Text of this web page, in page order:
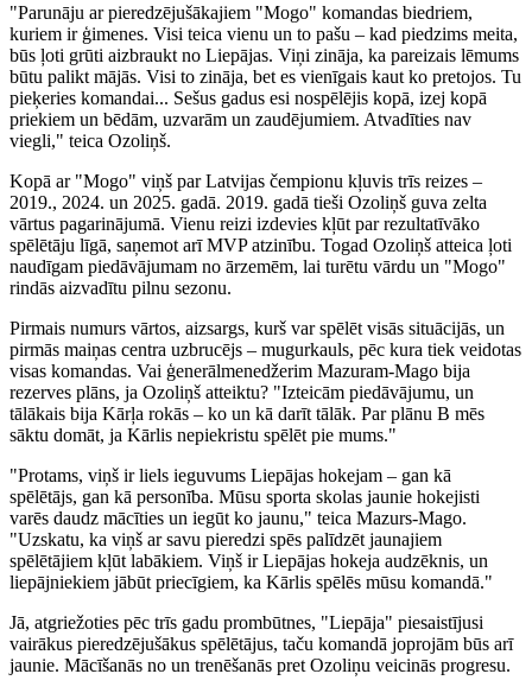
"Parunāju ar pieredzējušākajiem "Mogo" komandas biedriem,
kuriem ir ģimenes. Visi teica vienu un to pašu – kad piedzims meita,
būs ļoti grūti aizbraukt no Liepājas. Viņi zināja, ka pareizais lēmums
būtu palikt mājās. Visi to zināja, bet es vienīgais kaut ko pretojos. Tu
pieķeries komandai... Sešus gadus esi nospēlējis kopā, izej kopā
priekiem un bēdām, uzvarām un zaudējumiem. Atvadīties nav
viegli," teica Ozoliņš.
Kopā ar "Mogo" viņš par Latvijas čempionu kļuvis trīs reizes –
2019., 2024. un 2025. gadā. 2019. gadā tieši Ozoliņš guva zelta
vārtus pagarinājumā. Vienu reizi izdevies kļūt par rezultatīvāko
spēlētāju līgā, saņemot arī MVP atzinību. Togad Ozoliņš atteica ļoti
naudīgam piedāvājumam no ārzemēm, lai turētu vārdu un "Mogo"
rindās aizvadītu pilnu sezonu.
Pirmais numurs vārtos, aizsargs, kurš var spēlēt visās situācijās, un
pirmās maiņas centra uzbrucējs – mugurkauls, pēc kura tiek veidotas
visas komandas. Vai ģenerālmenedžerim Mazuram-Mago bija
rezerves plāns, ja Ozoliņš atteiktu? "Izteicām piedāvājumu, un
tālākais bija Kārļa rokās – ko un kā darīt tālāk. Par plānu B mēs
sāktu domāt, ja Kārlis nepiekristu spēlēt pie mums."
"Protams, viņš ir liels ieguvums Liepājas hokejam – gan kā
spēlētājs, gan kā personība. Mūsu sporta skolas jaunie hokejisti
varēs daudz mācīties un iegūt ko jaunu," teica Mazurs-Mago.
"Uzskatu, ka viņš ar savu pieredzi spēs palīdzēt jaunajiem
spēlētājiem kļūt labākiem. Viņš ir Liepājas hokeja audzēknis, un
liepājniekiem jābūt priecīgiem, ka Kārlis spēlēs mūsu komandā."
Jā, atgriežoties pēc trīs gadu prombūtnes, "Liepāja" piesaistījusi
vairākus pieredzējušākus spēlētājus, taču komandā joprojām būs arī
jaunie. Mācīšanās no un trenēšanās pret Ozoliņu veicinās progresu.